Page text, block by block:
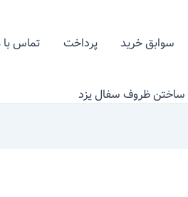
سوابق خرید پرداخت تماس با
ساختن ظروف سفال یزد